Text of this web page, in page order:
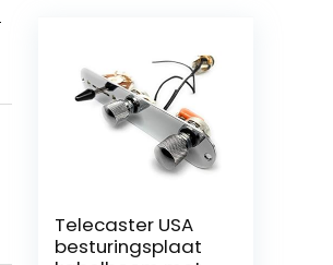
Telecaster USA
besturingsplaat